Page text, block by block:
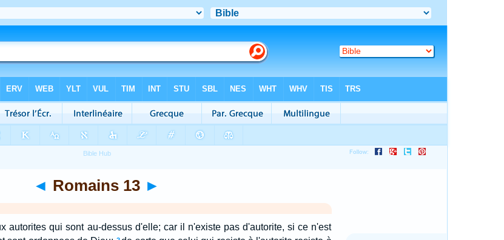
◄ Romains 13 ►
autorites qui sont au-dessus d'elle; car il n'existe pas d'autorite, si ce n'est